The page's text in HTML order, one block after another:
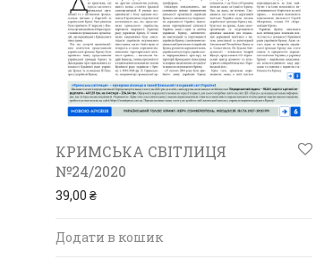
КРИМСЬКА СВІТЛИЦЯ
№24/2020
39,00 ₴
Додати в кошик